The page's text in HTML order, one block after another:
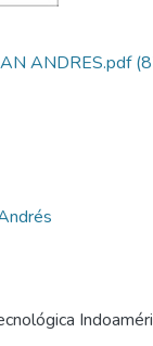
ANDRES.pdf